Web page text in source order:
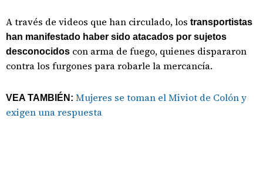
A través de videos que han circulado, los transportistas
han manifestado haber sido atacados por sujetos
desconocidos con arma de fuego, quienes dispararon
contra los furgones para robarle la mercancía.
VEA TAMBIÉN: Mujeres se toman el Miviot de Colón y
exigen una respuesta